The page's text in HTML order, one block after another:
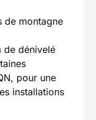
de montagne
de dénivelé
pour une
installations